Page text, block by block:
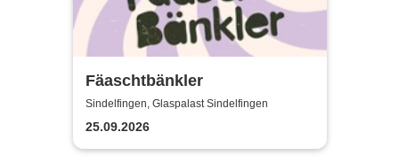
Fäaschtbänkler
Sindelfingen, Glaspalast Sindelfingen
25.09.2026